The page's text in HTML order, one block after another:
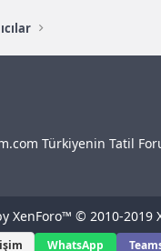
Türkiyenin Tatil
XenForo™ © 2010-2019
WhatsApp